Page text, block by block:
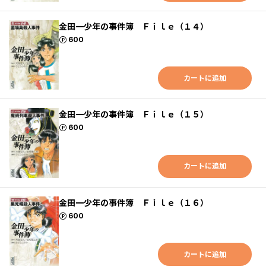
金田一少年の事件簿 Ｆｉｌｅ（１４）
600
ポイント
カートに追加
金田一少年の事件簿 Ｆｉｌｅ（１５）
600
ポイント
カートに追加
金田一少年の事件簿 Ｆｉｌｅ（１６）
600
ポイント
カートに追加